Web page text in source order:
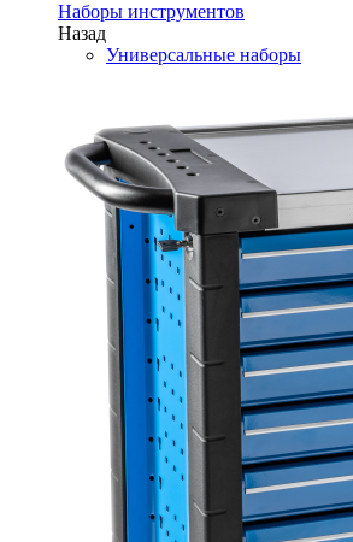
Наборы инструментов
Назад
Универсальные наборы